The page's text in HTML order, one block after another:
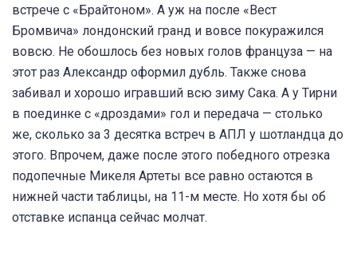
встрече с «Брайтоном». А уж на после «Вест
Бромвича» лондонский гранд и вовсе покуражился
вовсю. Не обошлось без новых голов француза — на
этот раз Александр оформил дубль. Также снова
забивал и хорошо игравший всю зиму Сака. А у Тирни
в поединке с «дроздами» гол и передача — столько
же, сколько за 3 десятка встреч в АПЛ у шотландца до
этого. Впрочем, даже после этого победного отрезка
подопечные Микеля Артеты все равно остаются в
нижней части таблицы, на 11-м месте. Но хотя бы об
отставке испанца сейчас молчат.